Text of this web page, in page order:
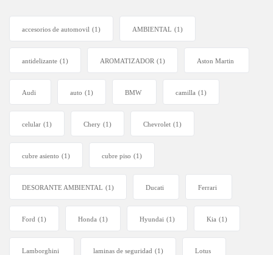
accesorios de automovil (1) AMBIENTAL (1)
antidelizante (1) AROMATIZADOR (1) Aston Martin
Audi auto (1) BMW camilla (1)
celular (1) Chery (1) Chevrolet (1)
cubre asiento (1) cubre piso (1)
DESORANTE AMBIENTAL (1) Ducati Ferrari
Ford (1) Honda (1) Hyundai (1) Kia (1)
Lamborghini laminas de seguridad (1) Lotus